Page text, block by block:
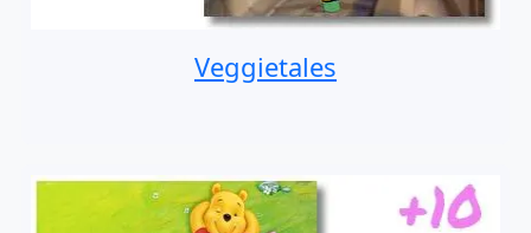
Veggietales